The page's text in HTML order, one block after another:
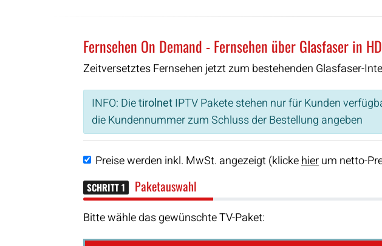
Fernsehen On Demand - Fernsehen über Glasfaser in
Zeitversetztes Fernsehen jetzt zum bestehenden Glasfaser-
INFO: DietirolnetIPTV Pakete stehen nur für Kunden
die Kundennummer zum Schluss der Bestellung angeben
Preise werden inkl. MwSt. angezeigt (klickehierum netto-
SCHRITT 1 Paketauswahl
Bitte wähle das gewünschte TV-Paket: